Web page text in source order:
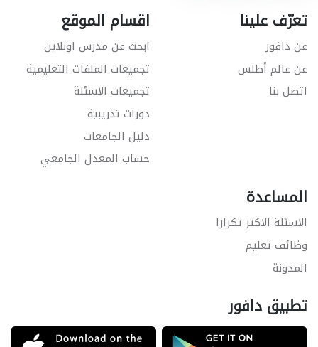
تعرّف علينا
عن دافور
عن عالم أطلس
اتصل بنا
اقسام الموقع
ابحث عن مدرس اونلاين
تجميعات الملفات التعليمية
تجميعات الاسئلة
دورات تدريبية
دليل الجامعات
حساب المعدل الجامعي
المساعدة
الاسئلة الاكثر تكرارا
وظائف تعليم
المدونة
تطبيق دافور